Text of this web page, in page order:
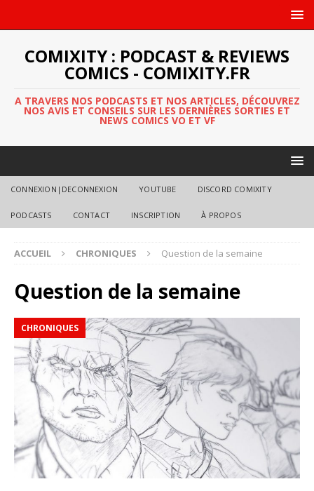
COMIXITY : PODCAST & REVIEWS
COMICS - COMIXITY.FR
A TRAVERS NOS PODCASTS ET NOS ARTICLES, DÉCOUVREZ
NOS AVIS ET CONSEILS SUR LES DERNIÈRES SORTIES ET
NEWS COMICS VO ET VF
CONNEXION|DECONNEXION YOUTUBE DISCORD COMIXITY
PODCASTS CONTACT INSCRIPTION À PROPOS
ACCUEIL CHRONIQUES Question de la semaine
Question de la semaine
CHRONIQUES